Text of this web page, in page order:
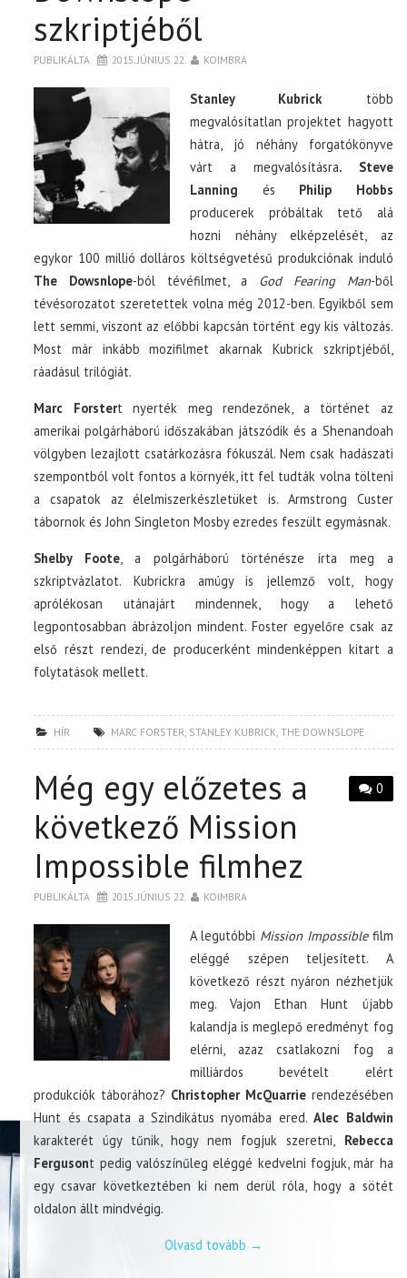
szkriptjéből
PUBLIKÁLTA 2015. JÚNIUS 22. KOIMBRA
Stanley Kubrick több
megvalósítatlan projektet hagyott
hátra, jó néhány forgatókönyve
várt a megvalósításra. Steve
Lanning és Philip Hobbs
producerek próbáltak tető alá
hozni néhány elképzelését, az
egykor 100 millió dolláros költségvetésű produkciónak induló
The Dowsnlope-ból tévéfilmet, a God Fearing Man-ből
tévésorozatot szeretettek volna még 2012-ben. Egyikből sem
lett semmi, viszont az előbbi kapcsán történt egy kis változás.
Most már inkább mozifilmet akarnak Kubrick szkriptjéből,
ráadásul trilógiát.
Marc Forstert nyerték meg rendezőnek, a történet az
amerikai polgárháború időszakában játszódik és a Shenandoah
völgyben lezajlott csatárkozásra fókuszál. Nem csak hadászati
szempontból volt fontos a környék, itt fel tudták volna tölteni
a csapatok az élelmiszerkészletüket is. Armstrong Custer
tábornok és John Singleton Mosby ezredes feszült egymásnak.
Shelby Foote , a polgárháború történésze írta meg a
szkriptvázlatot. Kubrickra amúgy is jellemző volt, hogy
aprólékosan utánajárt mindennek, hogy a lehető
legpontosabban ábrázoljon mindent. Foster egyelőre csak az
első részt rendezi, de producerként mindenképpen kitart a
folytatások mellett.
HÍR MARC FORSTER STANLEY KUBRICK ,THE DOWNSLOPE
0
Még egy előzetes a
következő Mission
Impossible filmhez
PUBLIKÁLTA 2015. JÚNIUS 22. KOIMBRA
A legutóbbi Mission Impossiblefilm
eléggé szépen teljesített. A
következő részt nyáron nézhetjük
meg. Vajon Ethan Hunt újabb
kalandja is meglepő eredményt fog
elérni, azaz csatlakozni fog a
milliárdos bevételt elért
produkciók táborához? Christopher McQuarrierendezésében
Hunt és csapata a Szindikátus nyomába ered.Alec Baldwin
karakterét úgy tűnik, hogy nem fogjuk szeretni,
Rebecca
Fergusont pedig valószínűleg eléggé kedvelni fogjuk, már ha
egy csavar következtében ki nem derül róla, hogy a sötét
oldalon állt mindvégig.
Olvasd tovább →